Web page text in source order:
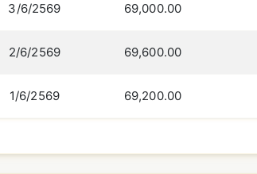
3/6/2569 69,000.00
2/6/2569 69,600.00
1/6/2569 69,200.00